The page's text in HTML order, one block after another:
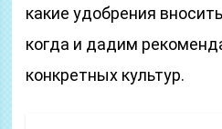
какие удобрения
когда и дадим
конкретных культур.